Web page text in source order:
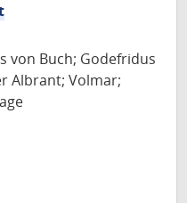
von Buch; Godefridus
Albrant; Volmar;